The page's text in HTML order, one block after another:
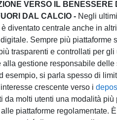
VERSO IL BENESSERE
DAL CALCIO - Negli
diventato centrale anche in
Sempre più piattaforme
trasparenti e controllati per
alla gestione responsabile
esempio, si parla spesso di
crescente verso i
da molti utenti una modalità più
piattaforme regolamentate.